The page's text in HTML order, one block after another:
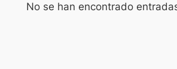
No se han encontrado